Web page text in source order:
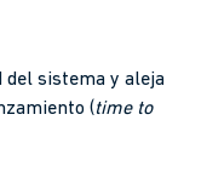
del sistema y aleja
(time to